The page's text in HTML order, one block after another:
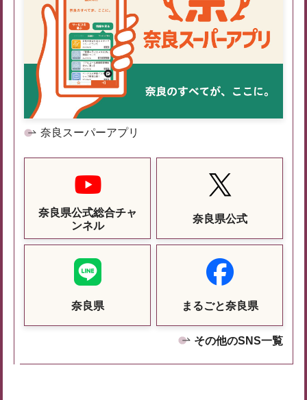
奈良スーパーアプリ
奈良県公式総合チャ
ンネル
奈良県公式
奈良県 まるごと奈良県
その他のSNS一覧